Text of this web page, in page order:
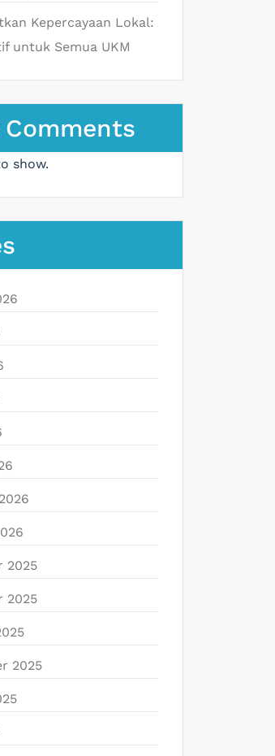
Kepercayaan Lokal:
untuk Semua UKM
Comments
show.
2025
2025
2025